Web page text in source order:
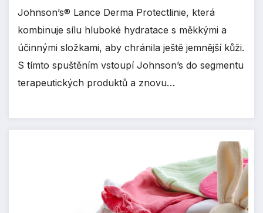
Johnson’s® Lance Derma Protectlinie, která
kombinuje sílu hluboké hydratace s měkkými a
účinnými složkami, aby chránila ještě jemnější kůži.
S tímto spuštěním vstoupí Johnson’s do segmentu
terapeutických produktů a znovu…